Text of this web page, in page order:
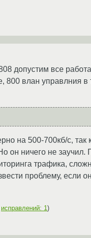
допустим все
800 влан управлния
на 500-700кб/с,
он ничего не
трафика,
проблему, если
исправлений: 1 )